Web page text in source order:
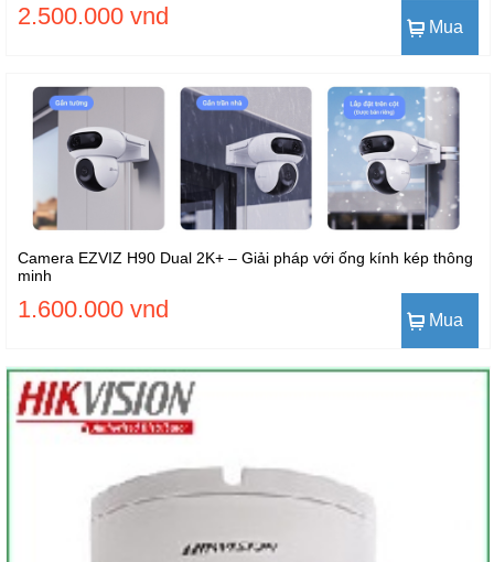
2.500.000 vnd Mua
Camera EZVIZ H90 Dual 2K+ – Giải pháp với ống kính kép thông
minh
1.600.000 vnd Mua